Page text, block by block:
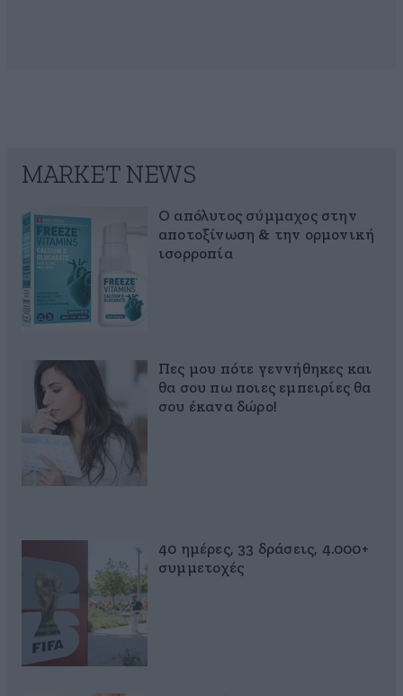
MARKET NEWS
Ο απόλυτος σύμμαχος στην
αποτοξίνωση & την ορμονική
ισορροπία
Πες μου πότε γεννήθηκες και
θα σου πω ποιες εμπειρίες θα
σου έκανα δώρο!
40 ημέρες, 33 δράσεις, 4.000+
συμμετοχές